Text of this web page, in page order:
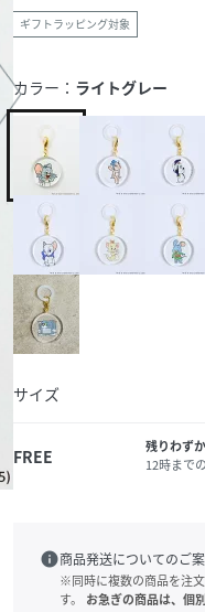
ギフトラッピング対象
カラー： ライトグレー
サイズ
FREE
残りわずか
12時まで
info商品発送についてのご案
※同時に複数の商品を注
す。
お急ぎの商品は、個